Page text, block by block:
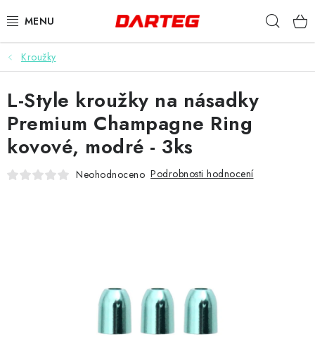
na
ŠIPKY
TERČE
DOPLŇKY K TERČI
LETKY
Kroužky
L-Style kroužky na násadky
Premium Champagne Ring
kovové, modré - 3ks
Neohodnoceno Podrobnosti hodnocení